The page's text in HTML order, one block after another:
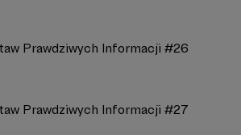
Prawdziwych Informacji #26
Prawdziwych Informacji #27